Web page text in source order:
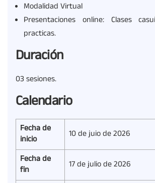
Modalidad Virtual
Presentaciones online: Clases
practicas.
Duración
03 sesiones.
Calendario
Fecha de
inicio
10 de juio de 2026
Fecha de
fin
17 de julio de 2026